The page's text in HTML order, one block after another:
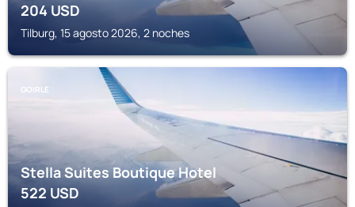
204USD
Tilburg, 15 agosto 2026, 2 noches
GOIRLE
Stella Suites Boutique Hotel
522USD